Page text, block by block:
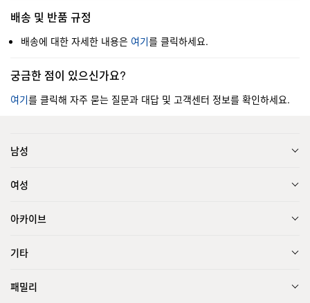
배송 및 반품 규정
배송에 대한 자세한 내용은 여기를 클릭하세요.
궁금한 점이 있으신가요?
여기를 클릭해 자주 묻는 질문과 대답 및 고객센터 정보를 확인하세요.
남성
여성
아카이브
기타
패밀리